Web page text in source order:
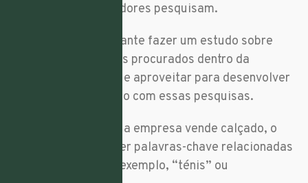
chave que os utilizadores pesquisam.
Posto isto, é importante fazer um estudo sobre
quais os termos mais procurados dentro da
e aproveitar para desenvolver
conteúdo relacionado com essas pesquisas.
Por exemplo, se a sua empresa vende calçado, o
precisa de ter palavras-chave relacionadas
com isso, como por exemplo, “ténis” ou